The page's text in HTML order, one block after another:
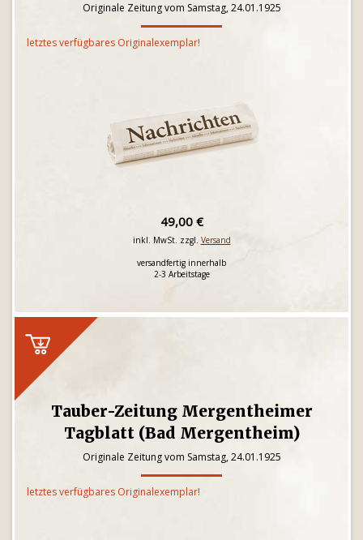
Originale Zeitung vom Samstag, 24.01.1925
letztes verfügbares Originalexemplar!
49,00 €
inkl. MwSt. zzgl. Versand
versandfertig innerhalb
2-3 Arbeitstage
Tauber-Zeitung Mergentheimer
Tagblatt (Bad Mergentheim)
Originale Zeitung vom Samstag, 24.01.1925
letztes verfügbares Originalexemplar!